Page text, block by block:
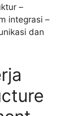
–
integrasi –
dan